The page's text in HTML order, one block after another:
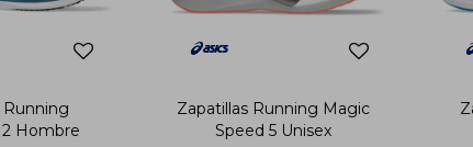
Running
Hombre
Zapatillas Running Magic
Speed 5 Unisex